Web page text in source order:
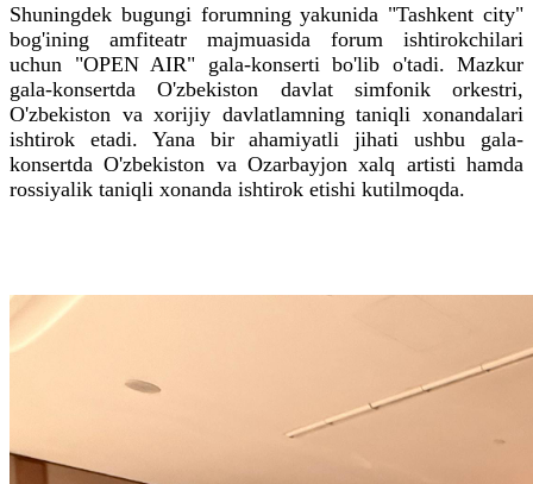
Shuningdek bugungi forumning yakunida "Tashkent city"
bog'ining amfiteatr majmuasida forum ishtirokchilari
uchun "OPEN AIR" gala-konserti bo'lib o'tadi. Mazkur
gala-konsertda O'zbekiston davlat simfonik orkestri,
O'zbekiston va xorijiy davlatlamning taniqli xonandalari
ishtirok etadi. Yana bir ahamiyatli jihati ushbu gala-
konsertda O'zbekiston va Ozarbayjon xalq artisti hamda
rossiyalik taniqli xonanda ishtirok etishi kutilmoqda.